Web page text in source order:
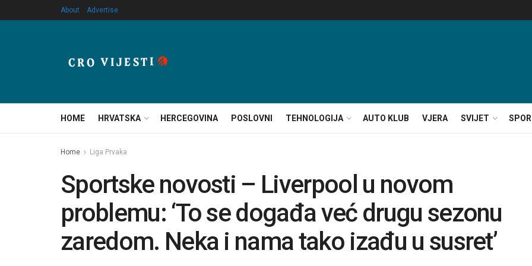
About Advertise
HOME HRVATSKA HERCEGOVINA POSLOVNI TEHNOLOGIJA AUTO KLUB VJERA SVIJET
Home Liga Prvaka
Sportske novosti – Liverpool u novom
problemu: ‘To se događa već drugu sezonu
zaredom. Neka i nama tako izađu u susret’